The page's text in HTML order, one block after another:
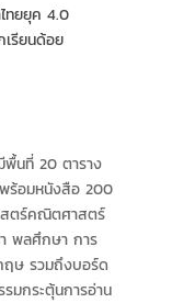
นที่ 20 ตาราง
ร้อมหนังสือ 200
สตร์คณิตศาสตร์
พลศึกษา การ
ฤษ รวมถึงบอร์ด
มกระตุ้นการอ่าน